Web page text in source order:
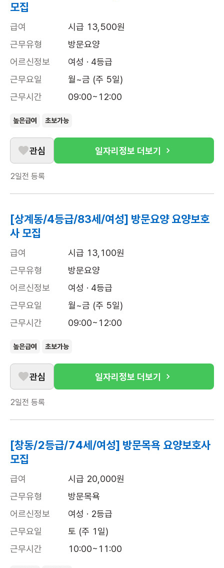
모집
급여
시급 13,500원
근무유형
방문요양
어르신정보
여성 · 4등급
근무요일
월~금 (주 5일)
근무시간
09:00~12:00
높은급여 초보가능
관심 일자리정보 더보기
2일전 등록
[상계동/4등급/83세/여성] 방문요양 요양보호
사 모집
급여
시급 13,100원
근무유형
방문요양
어르신정보
여성 · 4등급
근무요일
월~금 (주 5일)
근무시간
09:00~12:00
높은급여 초보가능
관심 일자리정보 더보기
2일전 등록
[창동/2등급/74세/여성] 방문목욕 요양보호사
모집
급여
시급 20,000원
근무유형
방문목욕
어르신정보
여성 · 2등급
근무요일
토 (주 1일)
근무시간
10:00~11:00